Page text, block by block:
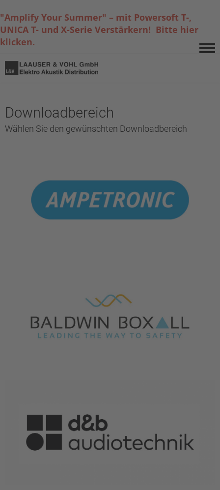
"Amplify Your Summer" – mit Powersoft T-,
UNICA T- und X-Serie Verstärkern! Bitte hier
klicken.
Downloadbereich
Wählen Sie den gewünschten Downloadbereich